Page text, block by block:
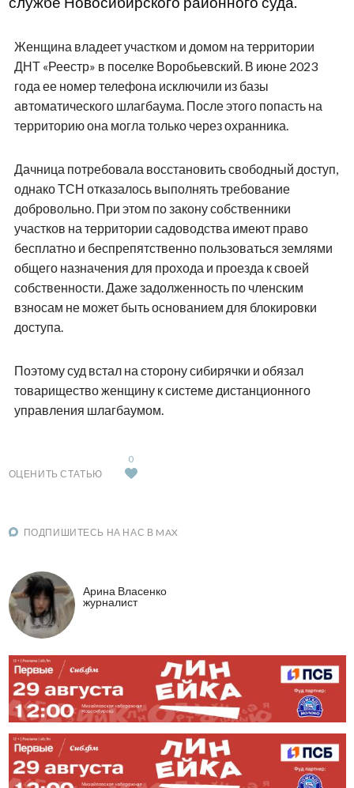
Женщина владеет участком и домом на территории
ДНТ «Реестр» в поселке Воробьевский. В июне 2023
года ее номер телефона исключили из базы
автоматического шлагбаума. После этого попасть на
территорию она могла только через охранника.
Дачница потребовала восстановить свободный доступ,
однако ТСН отказалось выполнять требование
добровольно. При этом по закону собственники
участков на территории садоводства имеют право
бесплатно и беспрепятственно пользоваться землями
общего назначения для прохода и проезда к своей
собственности. Даже задолженность по членским
взносам не может быть основанием для блокировки
доступа.
Поэтому суд встал на сторону сибирячки и обязал
товарищество женщину к системе дистанционного
управления шлагбаумом.
ОЦЕНИТЬ СТАТЬЮ
0
ПОДПИШИТЕСЬ НА НАС В MAX
Арина Власенко
журналист